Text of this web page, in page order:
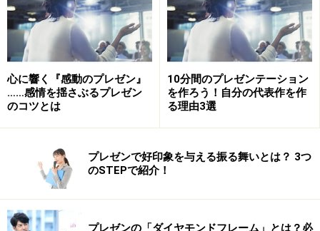
わかりやすく話すことは、意外と難しいものです。ここ
ではできるだけシンプルなコツをお伝えしていきましょ
う。
プレゼンのコツ1．結論から話す
ょう。よく言われることですが、なかなかできないんで
すよね。私たちは起承転結の話し方を刷り込まれてしま
っているのか、ついつい結論を最後に持ってきてしまい
がち。だから、かなりの意識改革が必要です。
心に響く『感動のプレゼン』
……感情を揺さぶるプレゼン
のコツとは
10分間のプレゼンテーション
を作ろう！自分の代表作を作
る理由3選
プレゼンで好印象を与える振る舞いとは？ 3つ
のSTEPで紹介！
プレゼンの「ダイヤモンドフレーム」とは？必